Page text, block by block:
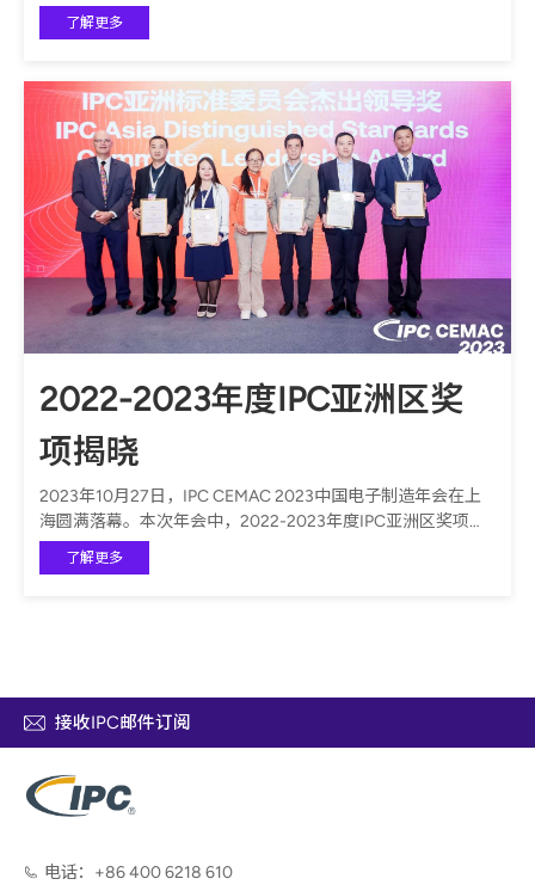
式公布，表彰了对IPC及电子制造行业作出卓越贡献的企业与
个人。奖项覆盖了行业引领、标准制定、教育推广、ESG可持
了解更多
2022-2023年度IPC亚洲区奖
项揭晓
2023年10月27日，IPC CEMAC 2023中国电子制造年会在上
海圆满落幕。本次年会中，2022-2023年度IPC亚洲区奖项正
式公布，表彰了对IPC及电子制造行业作出卓越贡献的企业与
个人。奖项覆盖了行业引领、标准制定、教育推广、ESG可持
了解更多
接收IPC邮件订阅
电话： +86 400 6218 610